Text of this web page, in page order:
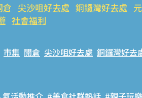
倉 尖沙咀好去處 銅鑼灣好去處
社會福利
市集 開倉 尖沙咀好去處 銅鑼灣好去